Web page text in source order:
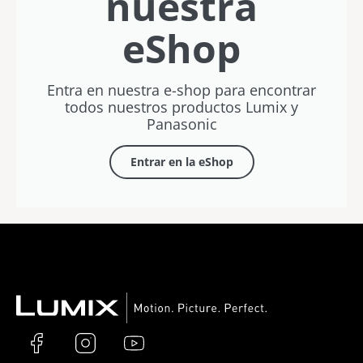
eShop
Entra en nuestra e-shop para encontrar
todos nuestros productos Lumix y
Panasonic
Entrar en la eShop